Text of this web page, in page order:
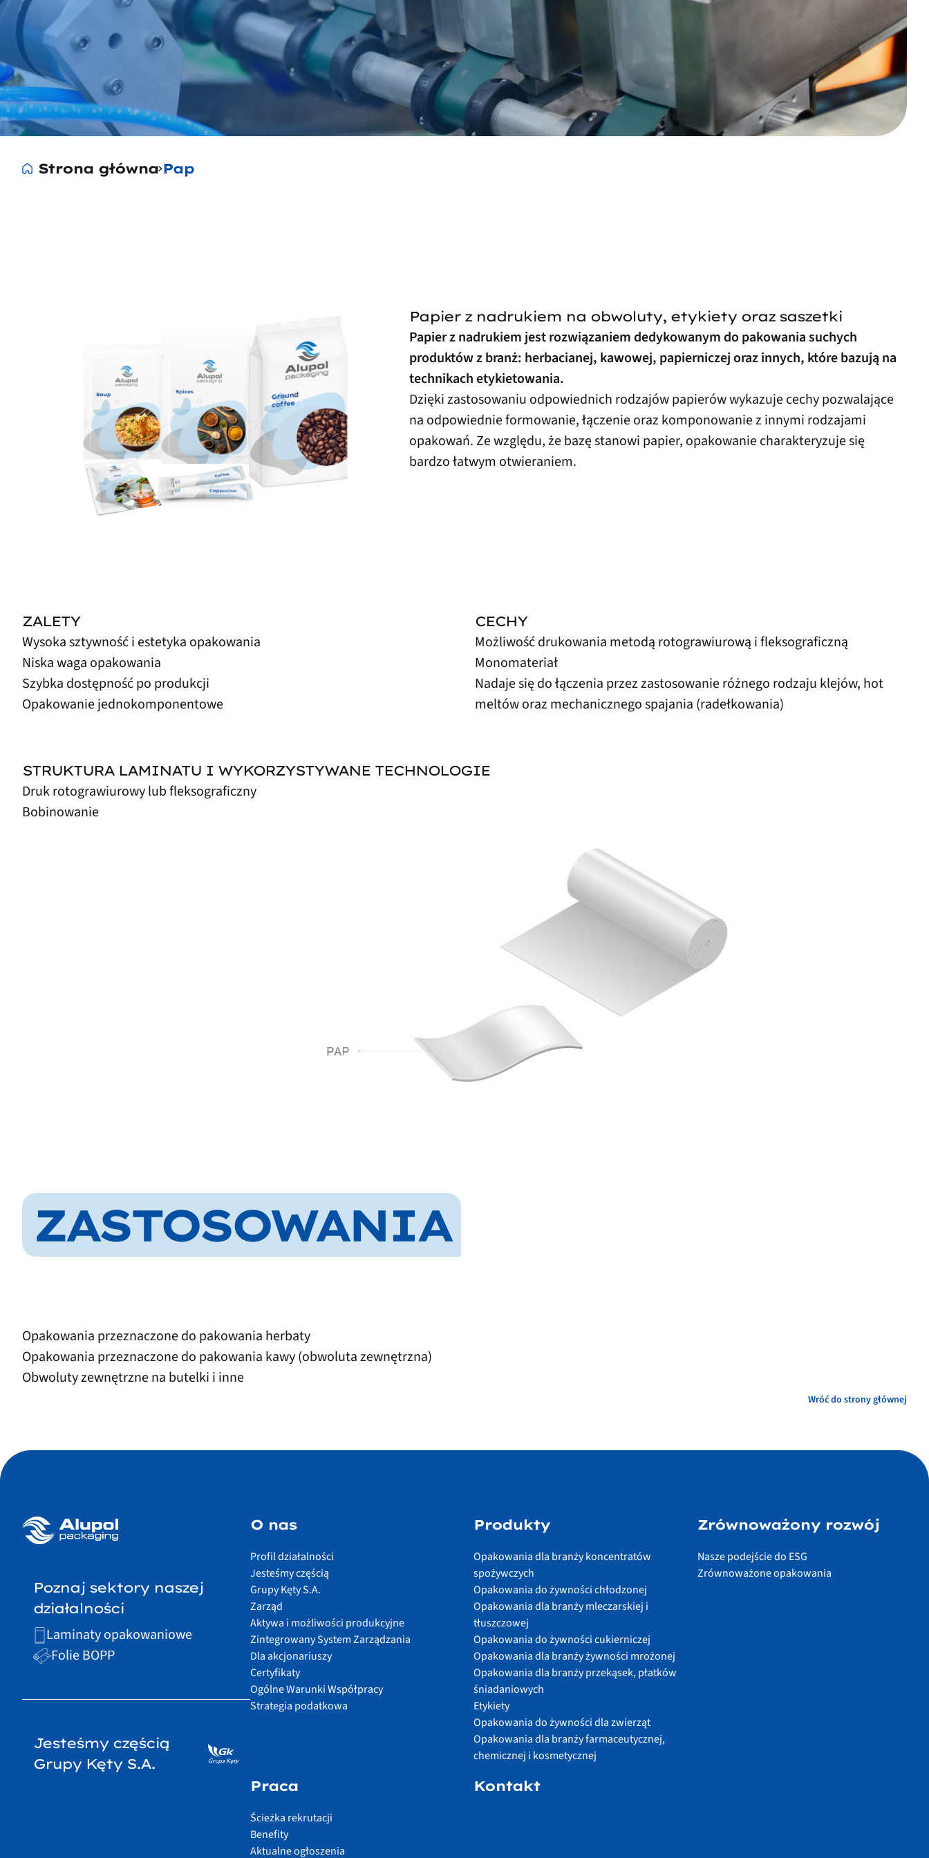
Strona główna Pap
Papier z nadrukiem na obwoluty, etykiety oraz saszetki
Papier z nadrukiem jest rozwiązaniem dedykowanym do pakowania suchych
produktów z branż: herbacianej, kawowej, papierniczej oraz innych, które bazują na
technikach etykietowania.
Dzięki zastosowaniu odpowiednich rodzajów papierów wykazuje cechy pozwalające
na odpowiednie formowanie, łączenie oraz komponowanie z innymi rodzajami
opakowań. Ze względu, że bazę stanowi papier, opakowanie charakteryzuje się
bardzo łatwym otwieraniem.
ZALETY
Wysoka sztywność i estetyka opakowania
Niska waga opakowania
Szybka dostępność po produkcji
Opakowanie jednokomponentowe
CECHY
Możliwość drukowania metodą rotograwiurową i fleksograficzną
Monomateriał
Nadaje się do łączenia przez zastosowanie różnego rodzaju klejów, hot
meltów oraz mechanicznego spajania (radełkowania)
STRUKTURA LAMINATU I WYKORZYSTYWANE TECHNOLOGIE
Druk rotograwiurowy lub fleksograficzny
Bobinowanie
ZASTOSOWANIA
Opakowania przeznaczone do pakowania herbaty
Opakowania przeznaczone do pakowania kawy (obwoluta zewnętrzna)
Obwoluty zewnętrzne na butelki i inne
Wróć do strony głównej
Poznaj sektory naszej
działalności
Laminaty opakowaniowe
Folie BOPP
Jesteśmy częścią
Grupy Kęty S.A.
O nas
Profil działalności
Jesteśmy częścią
Grupy Kęty S.A.
Zarząd
Aktywa i możliwości produkcyjne
Zintegrowany System Zarządzania
Dla akcjonariuszy
Certyfikaty
Ogólne Warunki Współpracy
Strategia podatkowa
Produkty
Opakowania dla branży koncentratów
spożywczych
Opakowania do żywności chłodzonej
Opakowania dla branży mleczarskiej i
tłuszczowej
Opakowania do żywności cukierniczej
Opakowania dla branży żywności mrożonej
Opakowania dla branży przekąsek, płatków
śniadaniowych
Etykiety
Opakowania do żywności dla zwierząt
Opakowania dla branży farmaceutycznej,
chemicznej i kosmetycznej
Zrównoważony rozwój
Nasze podejście do ESG
Zrównoważone opakowania
Praca
Ścieżka rekrutacji
Benefity
Aktualne ogłoszenia
Kontakt